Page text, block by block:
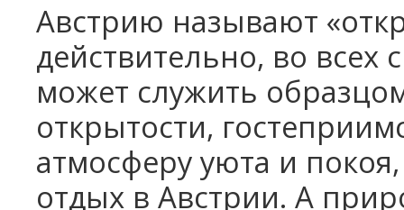
Австрию называют
действительно, во всех
может служить
открытости,
атмосферу уюта и
отдых в Австрии. А